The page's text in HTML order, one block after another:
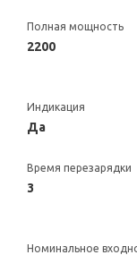
Полная мощность
2200
Индикация
Да
Время перезарядки
3
Номинальное